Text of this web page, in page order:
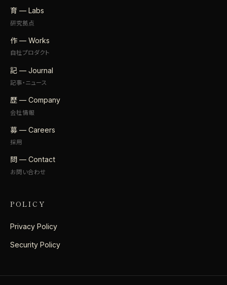
育 — Labs
研究拠点
作 — Works
自社プロダクト
記 — Journal
記事・ニュース
歴 — Company
会社情報
募 — Careers
採用
問 — Contact
お問い合わせ
POLICY
Privacy Policy
Security Policy